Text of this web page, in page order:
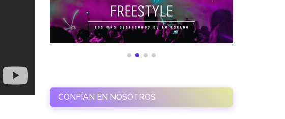
CONFÍAN EN NOSOTROS